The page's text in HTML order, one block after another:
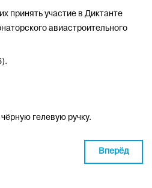
принять участие в Диктанте
авиастроительного
гелевую ручку.
Вперёд